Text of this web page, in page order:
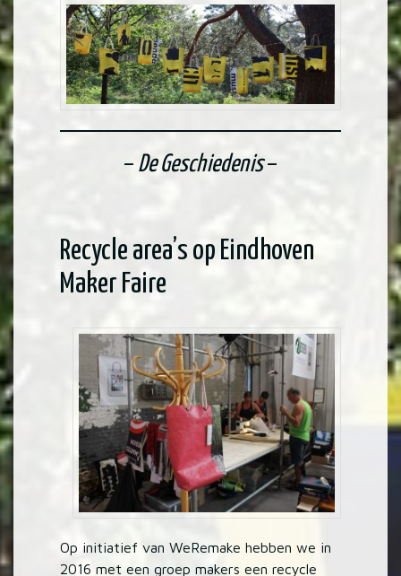
– De Geschiedenis–
Recycle area’s op Eindhoven
Maker Faire
Op initiatief van WeRemake hebben we in
2016 met een groep makers een recycle